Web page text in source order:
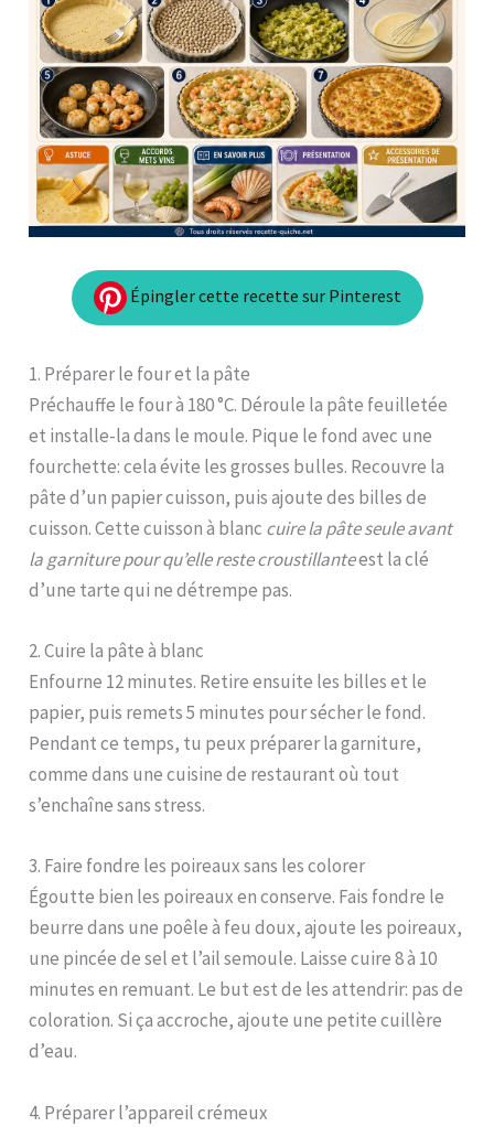
Épingler cette recette sur Pinterest
1. Préparer le four et la pâte
Préchauffe le four à 180 °C. Déroule la pâte feuilletée
et installe-la dans le moule. Pique le fond avec une
fourchette: cela évite les grosses bulles. Recouvre la
pâte d’un papier cuisson, puis ajoute des billes de
cuisson. Cette cuisson à blanc cuire la pâte seule avant
la garniture pour qu’elle reste croustillanteest la clé
d’une tarte qui ne détrempe pas.
2. Cuire la pâte à blanc
Enfourne 12 minutes. Retire ensuite les billes et le
papier, puis remets 5 minutes pour sécher le fond.
Pendant ce temps, tu peux préparer la garniture,
comme dans une cuisine de restaurant où tout
s’enchaîne sans stress.
3. Faire fondre les poireaux sans les colorer
Égoutte bien les poireaux en conserve. Fais fondre le
beurre dans une poêle à feu doux, ajoute les poireaux,
une pincée de sel et l’ail semoule. Laisse cuire 8 à 10
minutes en remuant. Le but est de les attendrir: pas de
coloration. Si ça accroche, ajoute une petite cuillère
d’eau.
4. Préparer l’appareil crémeux